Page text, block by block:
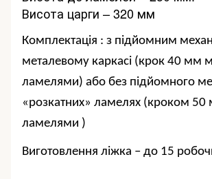
Висота царги – 320 мм
Комплектація : з підйомним
металевому каркасі (крок 40 мм
ламелями) або без підйомного
«розкатних» ламелях (кроком 50
ламелями )
Виготовлення ліжка – до 15